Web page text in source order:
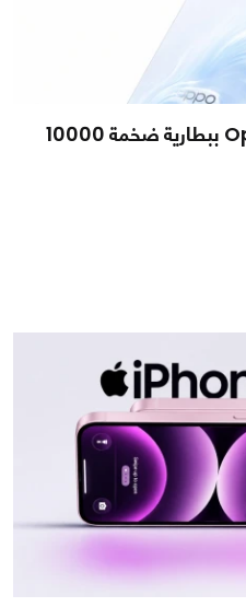
أوبو تطلق Oppo A7 Pro Max ببطارية ضخمة 10000